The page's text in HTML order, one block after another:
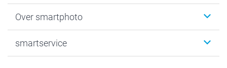
Fotoprints, Fotoposter & Fotoalbum met fotoprints
MyNameBook
Baby
Communie- en Lentefeest
Over smartphoto
Duurzaamheid
smartservice